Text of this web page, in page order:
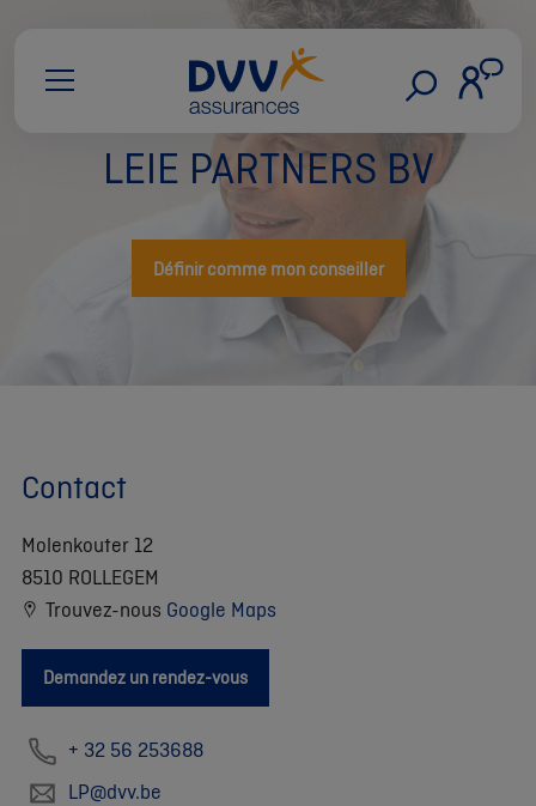
LEIE PARTNERS BV
Définir comme mon conseiller
Contact
Molenkouter 12
8510 ROLLEGEM
Trouvez-nous Google Maps
Demandez un rendez-vous
+ 32 56 253688
LP@dvv.be